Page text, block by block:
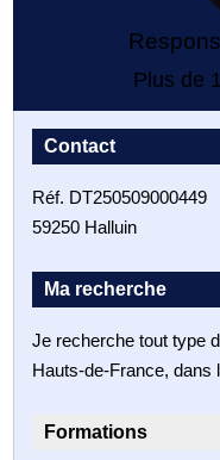
Plus de
Contact
Réf. DT250509000449
59250 Halluin
Ma recherche
Je recherche tout type
Hauts-de-France, dans
Formations